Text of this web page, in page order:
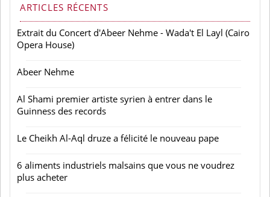
ARTICLES RÉCENTS
Extrait du Concert d'Abeer Nehme - Wada't El Layl (Cairo
Opera House)
Abeer Nehme
Al Shami premier artiste syrien à entrer dans le
Guinness des records
Le Cheikh Al-Aql druze a félicité le nouveau pape
6 aliments industriels malsains que vous ne voudrez
plus acheter